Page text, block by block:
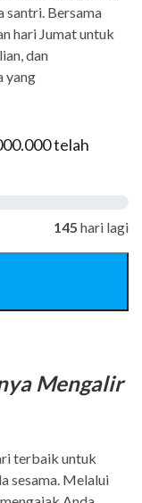
santri. Bersama
hari Jumat untuk
dan
yang
telah
145 hari lagi
Mengalir
terbaik untuk
sesama. Melalui